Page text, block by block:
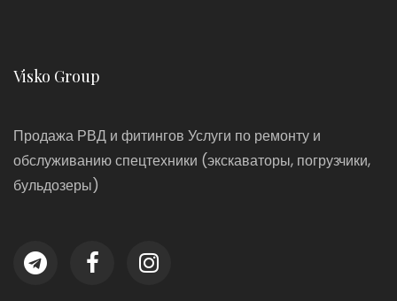
Visko Group
Продажа РВД и фитингов Услуги по ремонту и
обслуживанию спецтехники (экскаваторы, погрузчики,
бульдозеры)